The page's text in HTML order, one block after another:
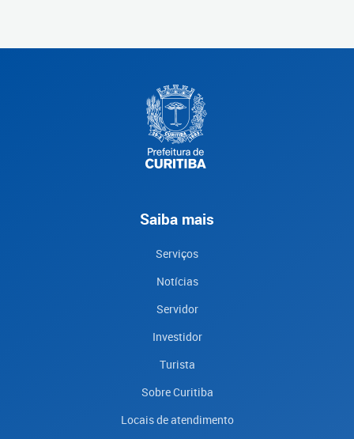
Saiba mais
Serviços
Notícias
Servidor
Investidor
Turista
Sobre Curitiba
Locais de atendimento